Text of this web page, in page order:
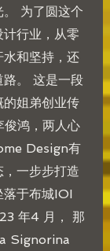
为了圆这个
行业，从零
和坚持，还
。 这是一段
姐弟创业传
鸿，两人心
Design有
一步步打造
落于布城IOI
年4 月， 那
Signorina